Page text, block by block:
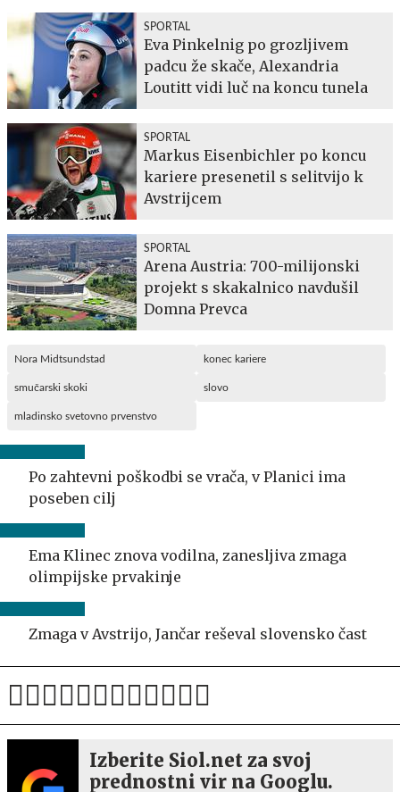
SPORTAL
Eva Pinkelnig po grozljivem
padcu že skače, Alexandria
Loutitt vidi luč na koncu tunela
SPORTAL
Markus Eisenbichler po koncu
kariere presenetil s selitvijo k
Avstrijcem
SPORTAL
Arena Austria: 700-milijonski
projekt s skakalnico navdušil
Domna Prevca
Nora Midtsundstad konec kariere
smučarski skoki slovo
mladinsko svetovno prvenstvo
Po zahtevni poškodbi se vrača, v Planici ima
poseben cilj
Ema Klinec znova vodilna, zanesljiva zmaga
olimpijske prvakinje
Zmaga v Avstrijo, Jančar reševal slovensko čast
Izberite Siol.net za svoj
prednostni vir na Googlu.